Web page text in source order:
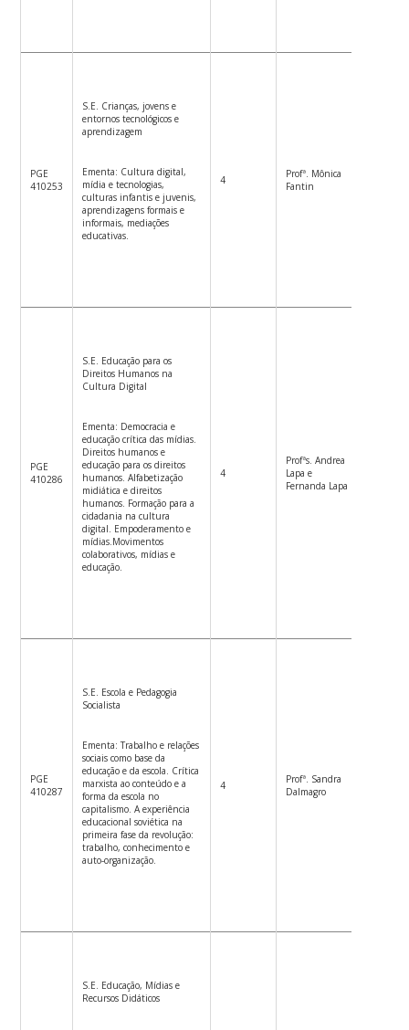
PGE
410253
S.E. Crianças, jovens e
entornos tecnológicos e
aprendizagem
Ementa: Cultura digital,
mídia e tecnologias,
culturas infantis e juvenis,
aprendizagens formais e
informais, mediações
educativas.
4
Profª. Mônica
Fantin
PGE
410286
S.E. Educação para os
Direitos Humanos na
Cultura Digital
Ementa: Democracia e
educação crítica das mídias.
Direitos humanos e
educação para os direitos
humanos. Alfabetização
midiática e direitos
humanos. Formação para a
cidadania na cultura
digital. Empoderamento e
mídias.Movimentos
colaborativos, mídias e
educação.
4
Profªs. Andrea
Lapa e
Fernanda Lapa
PGE
410287
S.E. Escola e Pedagogia
Socialista
Ementa: Trabalho e relações
sociais como base da
educação e da escola. Crítica
marxista ao conteúdo e a
forma da escola no
capitalismo. A experiência
educacional soviética na
primeira fase da revolução:
trabalho, conhecimento e
auto-organização.
4
Profª. Sandra
Dalmagro
S.E. Educação, Mídias e
Recursos Didáticos